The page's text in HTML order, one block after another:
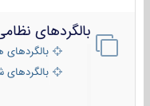
بالگردهای نظامی
بالگردهای
بالگردهای